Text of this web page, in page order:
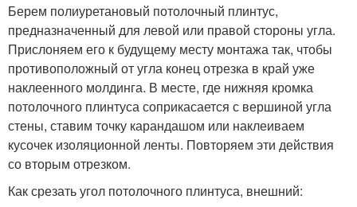
Берем полиуретановый потолочный плинтус,
предназначенный для левой или правой стороны угла.
Прислоняем его к будущему месту монтажа так, чтобы
противоположный от угла конец отрезка в край уже
наклеенного молдинга. В месте, где нижняя кромка
потолочного плинтуса соприкасается с вершиной угла
стены, ставим точку карандашом или наклеиваем
кусочек изоляционной ленты. Повторяем эти действия
со вторым отрезком.
Как срезать угол потолочного плинтуса, внешний: